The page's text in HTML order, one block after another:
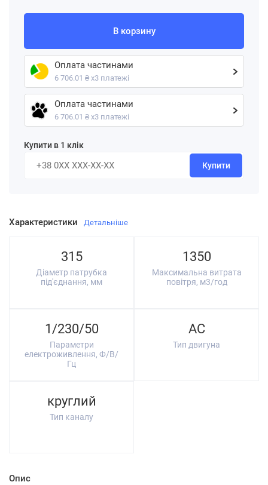
Характеристики Детальніше
315
Діаметр патрубка
під'єднання, мм
1350
Максимальна витрата
повітря, м3/год
1/230/50
Параметри
електроживлення, Ф/В/
Гц
AC
Тип двигуна
круглий
Тип каналу
Опис
В корзину
Оплата частинами
6 706.01 ₴ х3 платежі
Оплата частинами
6 706.01 ₴ х3 платежі
Купити в 1 клік
Купити